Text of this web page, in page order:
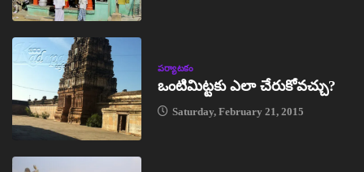
పర్యాటకం
ఒంటిమిట్టకు ఎలా చేరుకోవచ్చు?
Saturday, February 21, 2015